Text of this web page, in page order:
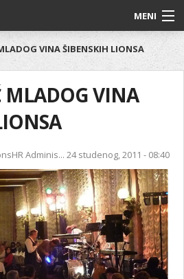
MENI
VINA ŠIBENSKIH LIONSA
MLADOG VINA
Adminis... 24 studenog, 2011 - 08:40